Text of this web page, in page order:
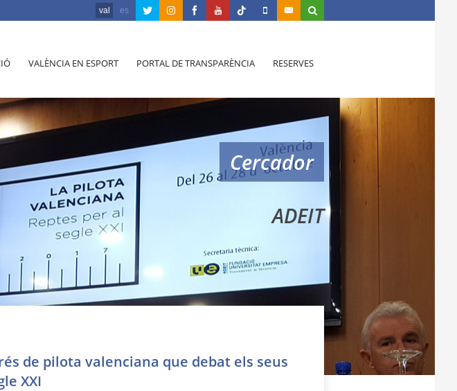
val es
VALÈNCIA EN ESPORT PORTAL DE TRANSPARÈNCIA RESERVES
Cercador
ADEIT
de pilota valenciana que debat els seus
XXI